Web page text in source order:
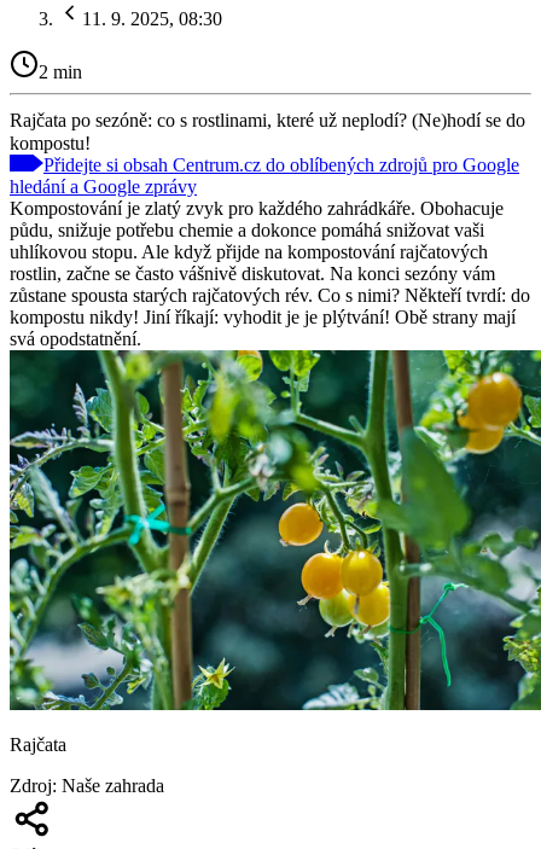
11. 9. 2025, 08:30
2 min
Rajčata po sezóně: co s rostlinami, které už neplodí? (Ne)hodí se do
kompostu!
Přidejte si obsah Centrum.cz do oblíbených zdrojů pro Google
hledání a Google zprávy
Kompostování je zlatý zvyk pro každého zahrádkáře. Obohacuje
půdu, snižuje potřebu chemie a dokonce pomáhá snižovat vaši
uhlíkovou stopu. Ale když přijde na kompostování rajčatových
rostlin, začne se často vášnivě diskutovat. Na konci sezóny vám
zůstane spousta starých rajčatových rév. Co s nimi? Někteří tvrdí: do
kompostu nikdy! Jiní říkají: vyhodit je je plýtvání! Obě strany mají
svá opodstatnění.
Rajčata
Zdroj: Naše zahrada